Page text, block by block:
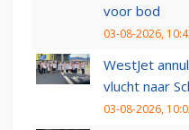
voor bod
03-08-2026,
WestJet
vlucht naar
03-08-2026,